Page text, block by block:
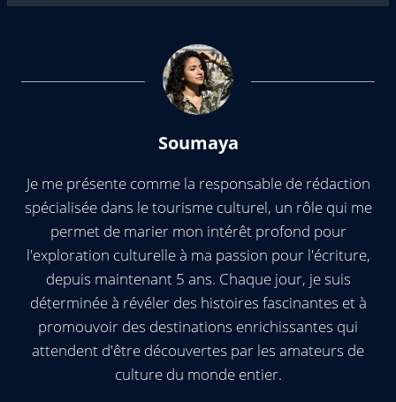
Soumaya
Je me présente comme la responsable de rédaction
spécialisée dans le tourisme culturel, un rôle qui me
permet de marier mon intérêt profond pour
l'exploration culturelle à ma passion pour l'écriture,
depuis maintenant 5 ans. Chaque jour, je suis
déterminée à révéler des histoires fascinantes et à
promouvoir des destinations enrichissantes qui
attendent d'être découvertes par les amateurs de
culture du monde entier.